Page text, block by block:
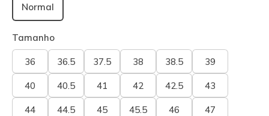
Normal
Tamanho
36 36.5 37.5 38 38.5 39
40 40.5 41 42 42.5 43
44 44.5 45 45.5 46 47